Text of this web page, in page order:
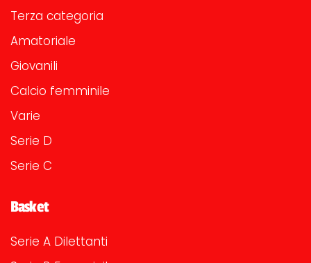
Terza categoria
Amatoriale
Giovanili
Calcio femminile
Varie
Serie D
Serie C
Basket
Serie A Dilettanti